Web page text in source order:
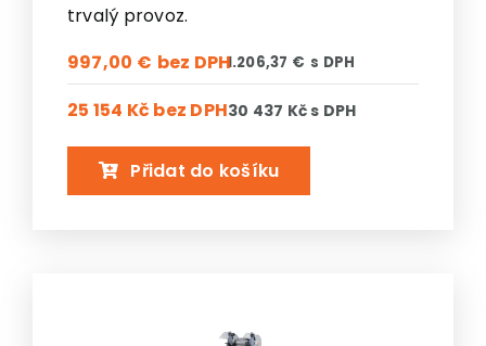
trvalý provoz.
997,00 € 1.206,37 €
25 154 Kč bez DPH30 437 Kčs DPH
Přidat do košíku